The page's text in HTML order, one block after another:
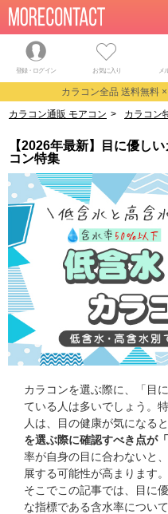
登録・ログイン お気に入り メ
カラコン全品 送料無料
カラコン通販 モアコン > カラコン
【2026年最新】目に優し
コン特集
カラコンを選ぶ際に、「目
ている人は多いでしょう。
人は、目の健康が気になる
を選ぶ際に確認すべき点が「
率が自身の目に合わないと
展する可能性が高まります。
そこでこの記事では、目に
な指標である含水率につい